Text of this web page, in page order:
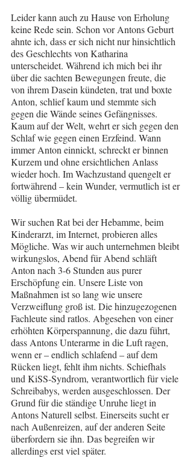
Leider kann auch zu Hause von Erholung
keine Rede sein. Schon vor Antons Geburt
ahnte ich, dass er sich nicht nur hinsichtlich
des Geschlechts von Katharina
unterscheidet. Während ich mich bei ihr
über die sachten Bewegungen freute, die
von ihrem Dasein kündeten, trat und boxte
Anton, schlief kaum und stemmte sich
gegen die Wände seines Gefängnisses.
Kaum auf der Welt, wehrt er sich gegen den
Schlaf wie gegen einen Erzfeind. Wann
immer Anton einnickt, schreckt er binnen
Kurzem und ohne ersichtlichen Anlass
wieder hoch. Im Wachzustand quengelt er
fortwährend – kein Wunder, vermutlich ist er
völlig übermüdet.
Wir suchen Rat bei der Hebamme, beim
Kinderarzt, im Internet, probieren alles
Mögliche. Was wir auch unternehmen bleibt
wirkungslos, Abend für Abend schläft
Anton nach 3-6 Stunden aus purer
Erschöpfung ein. Unsere Liste von
Maßnahmen ist so lang wie unsere
Verzweiflung groß ist. Die hinzugezogenen
Fachleute sind ratlos. Abgesehen von einer
erhöhten Körperspannung, die dazu führt,
dass Antons Unterarme in die Luft ragen,
wenn er – endlich schlafend – auf dem
Rücken liegt, fehlt ihm nichts. Schiefhals
und KiSS-Syndrom, verantwortlich für viele
Schreibabys, werden ausgeschlossen. Der
Grund für die ständige Unruhe liegt in
Antons Naturell selbst. Einerseits sucht er
nach Außenreizen, auf der anderen Seite
überfordern sie ihn. Das begreifen wir
allerdings erst viel später.